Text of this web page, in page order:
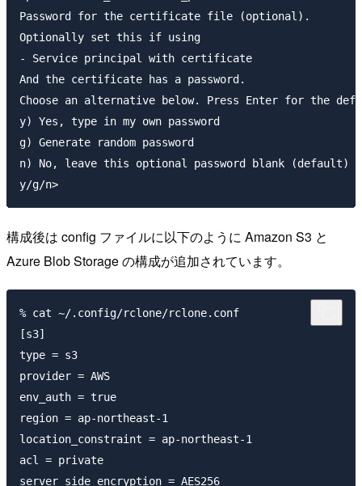
Password for the certificate file (optional).
Optionally set this if using
- Service principal with certificate
And the certificate has a password.
Choose an alternative below. Press Enter for the
y) Yes, type in my own password
g) Generate random password
n) No, leave this optional password blank (default)
構成後は config ファイルに以下のように Amazon S3 と
Azure Blob Storage の構成が追加されています。
% cat ~/.config/rclone/rclone.conf
[s3]
type = s3
provider = AWS
env_auth = true
region = ap-northeast-1
location_constraint = ap-northeast-1
acl = private
server_side_encryption = AES256